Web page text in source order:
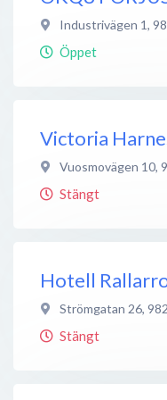
Industrivägen 1,
Öppet
Victoria
Vuosmovägen 10,
Stängt
Hotell
Strömgatan 26,
Stängt